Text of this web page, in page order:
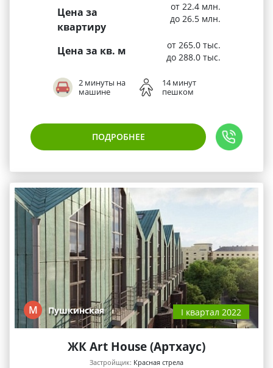
Цена за
квартиру
от 22.4 млн.
до 26.5 млн.
Цена за кв. м
от 265.0 тыс.
до 288.0 тыс.
2 минуты на
машине
14 минут
пешком
ПОДРОБНЕЕ
М Пушкинская I квартал 2022
ЖК Art House (Артхаус)
Застройщик: Красная стрела